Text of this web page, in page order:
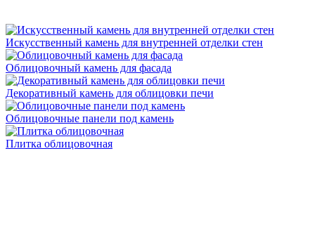
Искусственный камень для внутренней отделки стен
Облицовочный камень для фасада
Декоративный камень для облицовки печи
Облицовочные панели под камень
Плитка облицовочная